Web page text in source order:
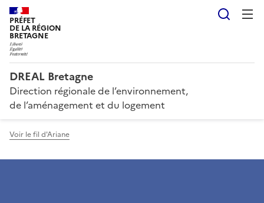
PRÉFET
DE LA RÉGION
BRETAGNE
DREAL Bretagne
Direction régionale de l’environnement,
de l’aménagement et du logement
Voir le fil d'Ariane